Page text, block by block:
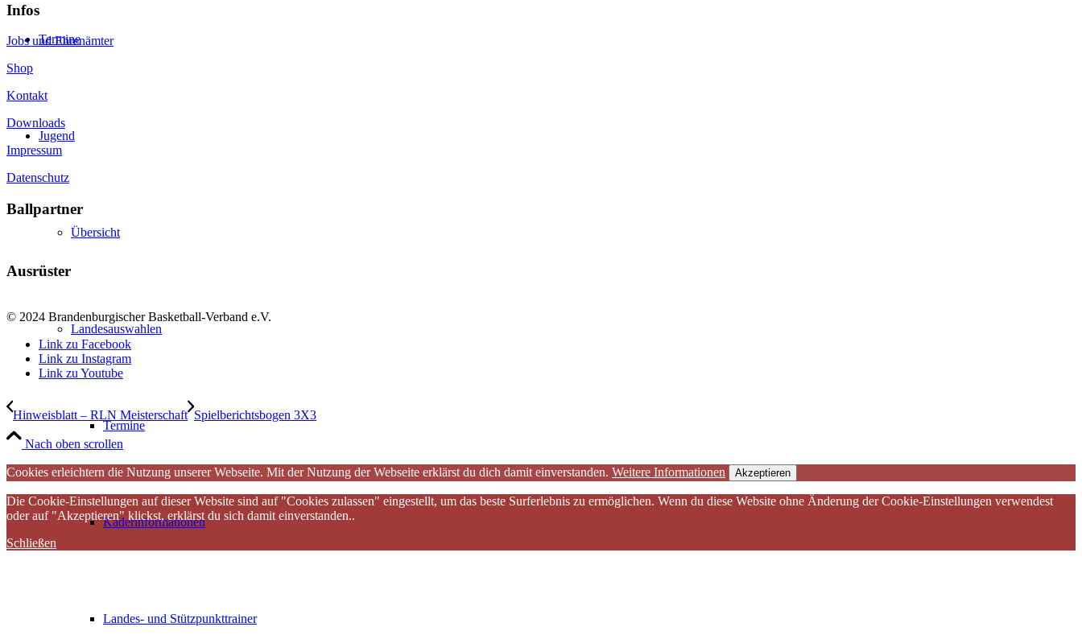
Termine
Jugend
Übersicht
Landesauswahlen
Termine
Kaderinformationen
Landes- und Stützpunkttrainer
Infos
Jobs und Ehrenämter
Shop
Kontakt
Downloads
Impressum
Datenschutz
Ballpartner
Ausrüster
© 2024 Brandenburgischer Basketball-Verband e.V.
Link zu Facebook
Link zu Instagram
Link zu Youtube
Hinweisblatt – RLN Meisterschaft Spielberichtsbogen 3X3
Nach oben scrollen
Cookies erleichtern die Nutzung unserer Webseite. Mit der Nutzung der Webseite erklärst du dich damit einverstanden. Weitere Informationen Akzeptieren
Die Cookie-Einstellungen auf dieser Website sind auf "Cookies zulassen" eingestellt, um das beste Surferlebnis zu ermöglichen. Wenn du diese Website ohne Änderung der Cookie-Einstellungen verwendest
oder auf "Akzeptieren" klickst, erklärst du sich damit einverstanden..
Schließen